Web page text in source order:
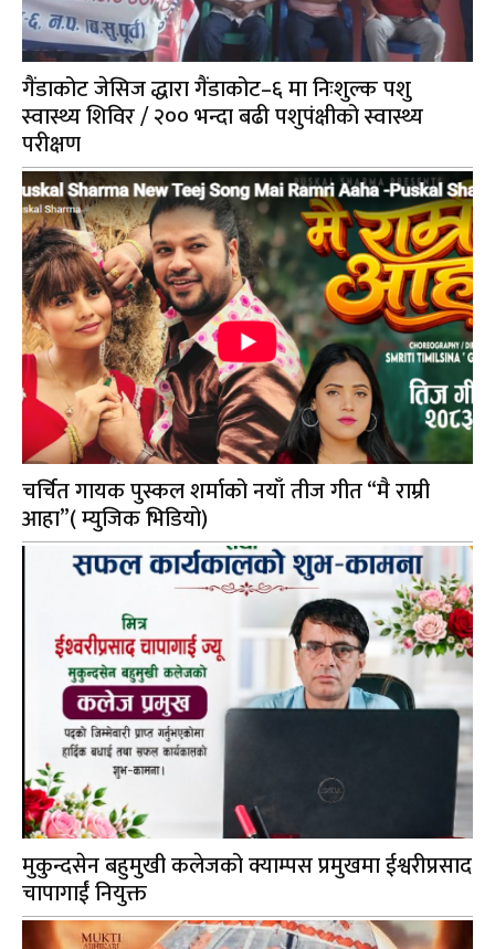
गैंडाकोट जेसिज द्धारा गैंडाकोट–६ मा निःशुल्क पशु
स्वास्थ्य शिविर / २०० भन्दा बढी पशुपंक्षीको स्वास्थ्य
परीक्षण
चर्चित गायक पुस्कल शर्माको नयाँ तीज गीत “मै राम्री
आहा”( म्युजिक भिडियो)
मुकुन्दसेन बहुमुखी कलेजको क्याम्पस प्रमुखमा ईश्वरीप्रसाद
चापागाईं नियुक्त